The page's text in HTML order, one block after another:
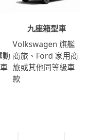
動
九座箱型車
Volkswagen 旗艦
商旅、Ford 家用商
旅或其他同等級車
款